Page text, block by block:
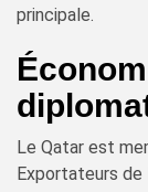
principale.
Le Qatar est
Exportateurs de